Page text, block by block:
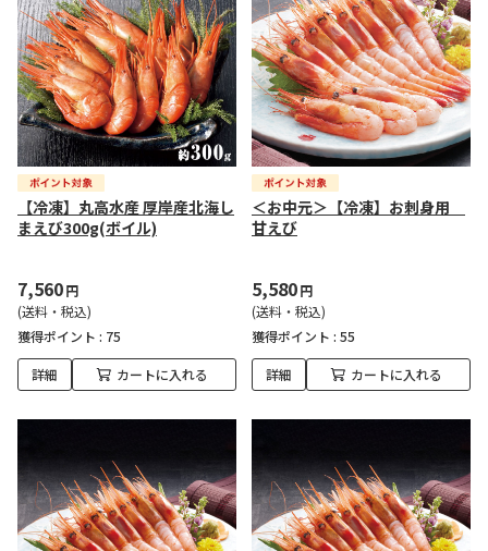
【冷凍】丸高水産 厚岸産北海し
まえび300g(ボイル)
7,560円
(送料・税込)
獲得ポイント : 75
詳細 カートに入れる
＜お中元＞【冷凍】お刺身用
甘えび
5,580円
(送料・税込)
獲得ポイント : 55
詳細 カートに入れる